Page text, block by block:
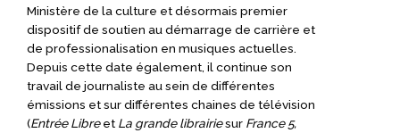
Ministère de la culture et désormais premier
dispositif de soutien au démarrage de carrière et
de professionalisation en musiques actuelles.
Depuis cette date également, il continue son
travail de journaliste au sein de différentes
émissions et sur différentes chaines de télévision
(Entrée Libreet La grande librairiesur France 5,